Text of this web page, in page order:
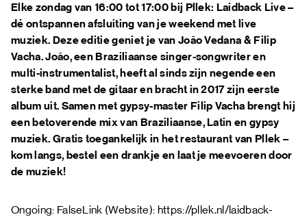
Elke zondag van 16:00 tot 17:00 bij Pllek: Laidback Live –
dé ontspannen afsluiting van je weekend met live
muziek. Deze editie geniet je van João Vedana & Filip
Vacha. João, een Braziliaanse singer-songwriter en
multi-instrumentalist, heeft al sinds zijn negende een
sterke band met de gitaar en bracht in 2017 zijn eerste
album uit. Samen met gypsy-master Filip Vacha brengt hij
een betoverende mix van Braziliaanse, Latin en gypsy
muziek. Gratis toegankelijk in het restaurant van Pllek –
kom langs, bestel een drankje en laat je meevoeren door
de muziek!
Ongoing: FalseLink (Website): https://pllek.nl/laidback-